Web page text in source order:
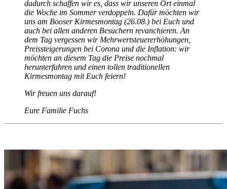
dadurch schaffen wir es, dass wir unseren Ort einmal
die Woche im Sommer verdoppeln. Dafür möchten wir
uns am Booser Kirmesmontag (26.08.) bei Euch und
auch bei allen anderen Besuchern revanchieren. An
dem Tag vergessen wir Mehrwertsteuererhöhungen,
Preissteigerungen bei Corona und die Inflation: wir
möchten an diesem Tag die Preise nochmal
herunterfahren und einen tollen traditionellen
Kirmesmontag mit Euch feiern!
Wir freuen uns darauf!
Eure Familie Fuchs